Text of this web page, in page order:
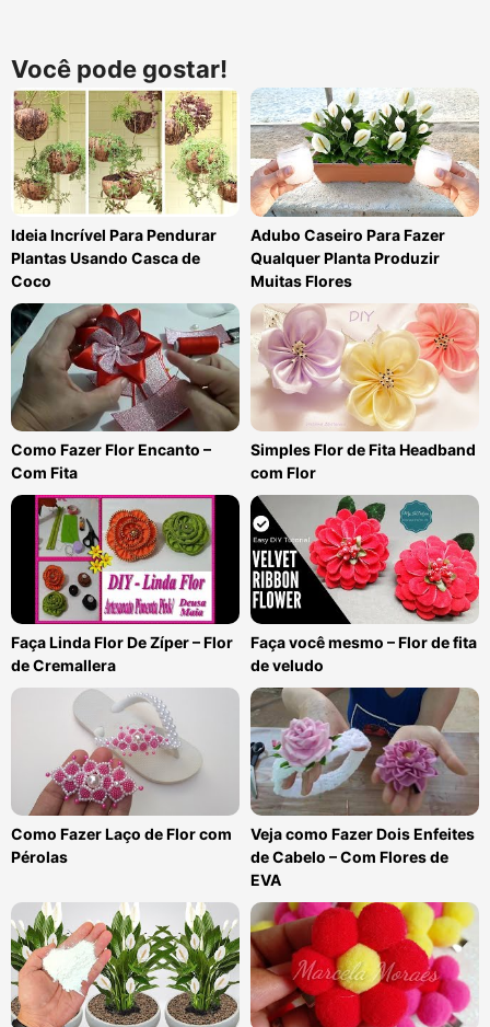
Você pode gostar!
Ideia Incrível Para Pendurar
Plantas Usando Casca de
Coco
Adubo Caseiro Para Fazer
Qualquer Planta Produzir
Muitas Flores
Como Fazer Flor Encanto –
Com Fita
Simples Flor de Fita Headband
com Flor
Faça Linda Flor De Zíper – Flor
de Cremallera
Faça você mesmo – Flor de fita
de veludo
Como Fazer Laço de Flor com
Pérolas
Veja como Fazer Dois Enfeites
de Cabelo – Com Flores de
EVA